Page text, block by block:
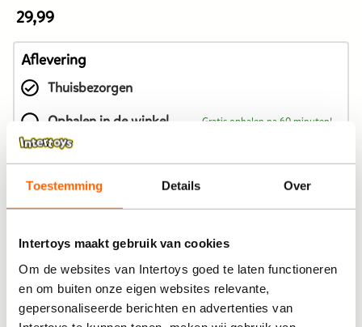
Toestemming Details Over
Intertoys maakt gebruik van cookies
Om de websites van Intertoys goed te laten functioneren
en om buiten onze eigen websites relevante,
gepersonaliseerde berichten en advertenties van
De
van
dit
product
29,99
euro.
29,99
Aflevering
Thuisbezorgen
Ophalen in de winkel
Gratis ophalen na 60 minuten!
In winkelmandje
Bekijk winkelvoorraad
Op werkdagen besteld, binnen 1-2 dagen in huis
Gratis ophalen én inpakken in onze winkels